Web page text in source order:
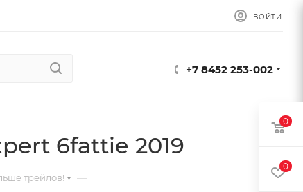
ВОЙТИ
+7 8452 253-002
6fattie 2019
трейлов! —
0
0